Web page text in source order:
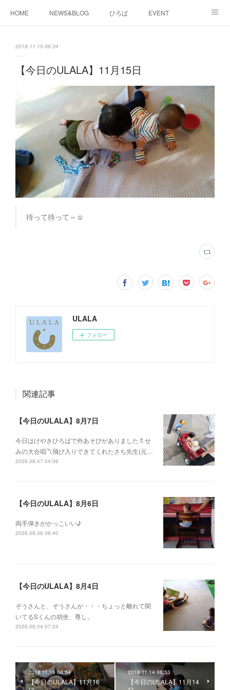
HOME NEWS&BLOG ひろば EVENT
2018.11.15 06:34
【今日のULALA】11月15日
待って待って～☺️
ULALA
フォロー
関連記事
【今日のULALA】8月7日
今日はけやきひろばで外あそびがありました🚿せ
みの大合唱〽飛び入りできてくれたさち先生(元…
2026.08.07 04:06
【今日のULALA】8月6日
両手弾きがかっこいい♪
2026.08.06 06:40
【今日のULALA】8月4日
ぞうさんと、ぞうさんが・・・ちょっと離れて聞
いてるSくんの胡坐、尊し。
2026.08.04 07:24
2018.11.16 06:34
【今日のULALA】11月16
2018.11.14 06:53
【今日のULALA】11月14